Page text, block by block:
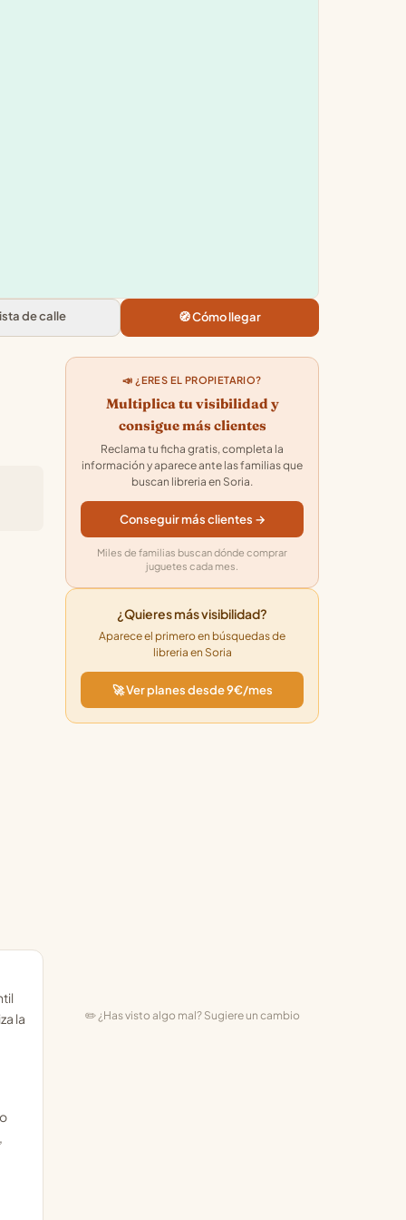
de calle 🧭 Cómo llegar
la
📣 ¿ERES EL PROPIETARIO?
Multiplica tu visibilidad y
consigue más clientes
Reclama tu ficha gratis, completa la
información y aparece ante las familias que
buscan libreria en Soria.
Conseguir más clientes →
Miles de familias buscan dónde comprar
juguetes cada mes.
¿Quieres más visibilidad?
Aparece el primero en búsquedas de
libreria en Soria
🚀 Ver planes desde 9€/mes
✏️ ¿Has visto algo mal? Sugiere un cambio